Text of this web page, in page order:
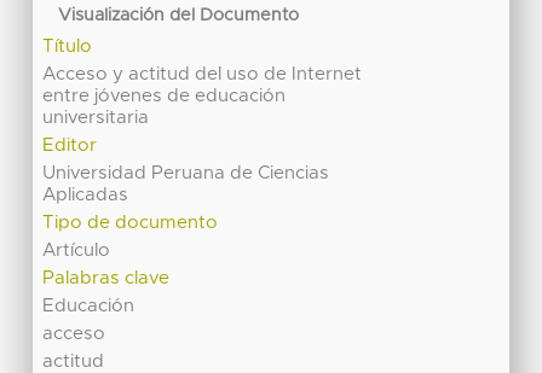
Visualización del Documento
Título
Acceso y actitud del uso de Internet
entre jóvenes de educación
universitaria
Editor
Universidad Peruana de Ciencias
Aplicadas
Tipo de documento
Artículo
Palabras clave
Educación
acceso
actitud